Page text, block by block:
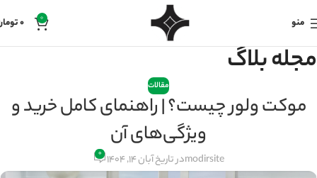
منو 0
0
مجله بلاگ
مقالات
موکت ولور چیست؟ | راهنمای کامل خرید و
ویژگی‌های آن
modirsiteدر تاریخ آبان 14, 1404 ۰